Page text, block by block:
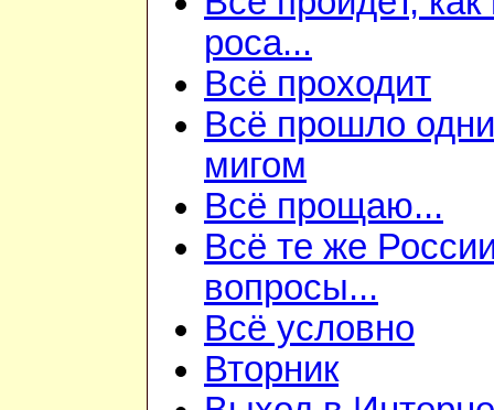
роса...
Всё проходит
Всё прошло
мигом
Всё прощаю...
Всё те же
вопросы...
Всё условно
Вторник